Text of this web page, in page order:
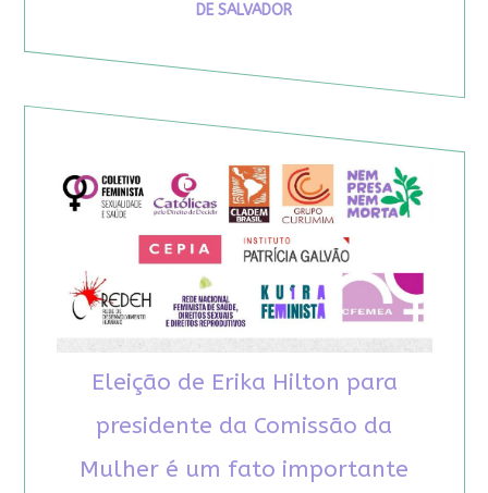
DE SALVADOR
Eleição de Erika Hilton para
presidente da Comissão da
Mulher é um fato importante